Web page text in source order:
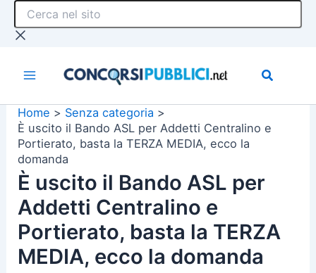
Cerca
sito
Home
Senza categoria
È uscito il Bando ASL per Addetti Centralino e
Portierato, basta la TERZA MEDIA, ecco la
domanda
È uscito il Bando ASL per
Addetti Centralino e
Portierato, basta la TERZA
MEDIA, ecco la domanda